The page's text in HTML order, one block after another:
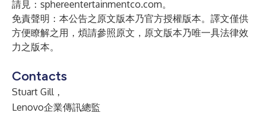
請見： sphereentertainmentco.com。
免責聲明：本公告之原文版本乃官方授權版本。譯文僅供
方便瞭解之用，煩請參照原文，原文版本乃唯一具法律效
力之版本。
Contacts
Stuart Gill，
Lenovo企業傳訊總監